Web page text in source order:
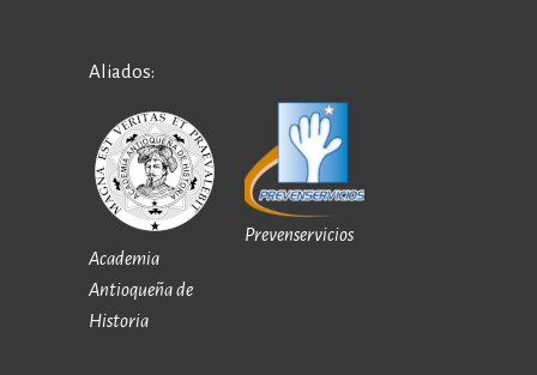
Aliados:
Academia
Antioqueña de
Historia
Prevenservicios